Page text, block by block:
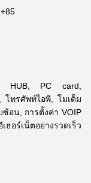
น HUB, PC card,
โทรศัพท์ไอพี, โมเด็ม
อน, การตั้งค่า VOIP
ธอร์เน็ตอย่างรวดเร็ว